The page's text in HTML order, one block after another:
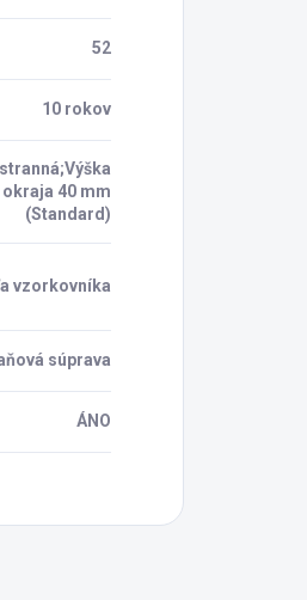
52
10 rokov
okraja 40 mm
(Standard)
vzorkovníka
súprava
ÁNO